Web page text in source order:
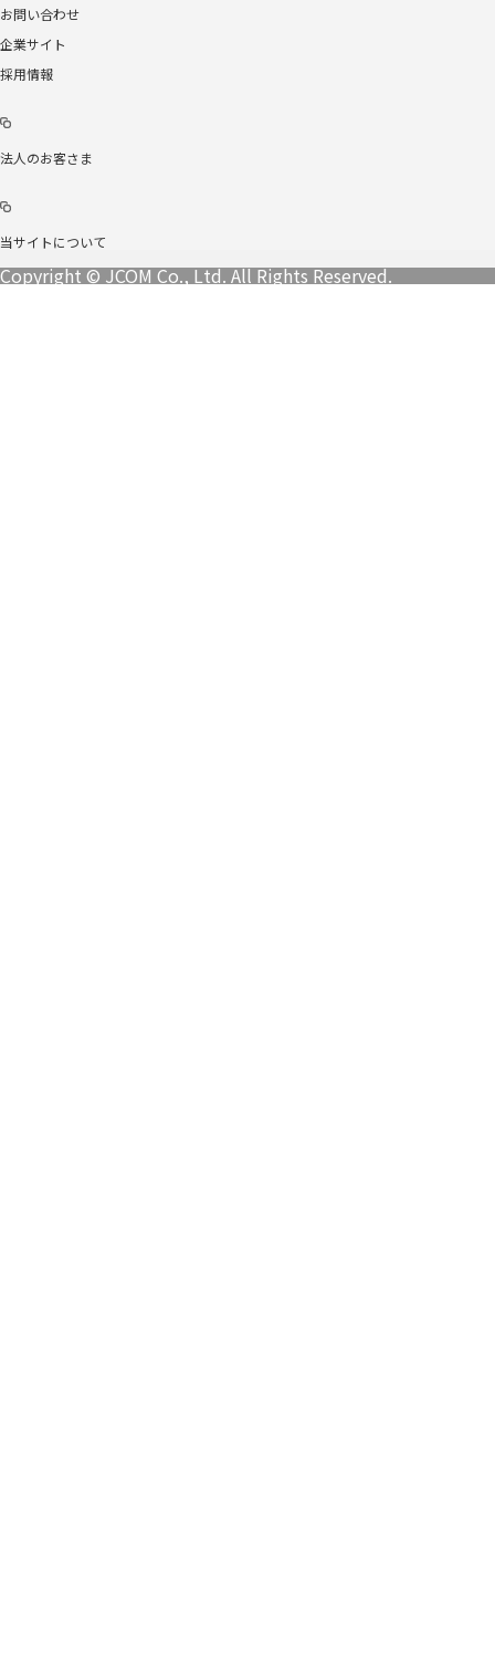
お問い合わせ
企業サイト
採用情報
法人のお客さま
当サイトについて
Copyright © JCOM Co., Ltd. All Rights Reserved.